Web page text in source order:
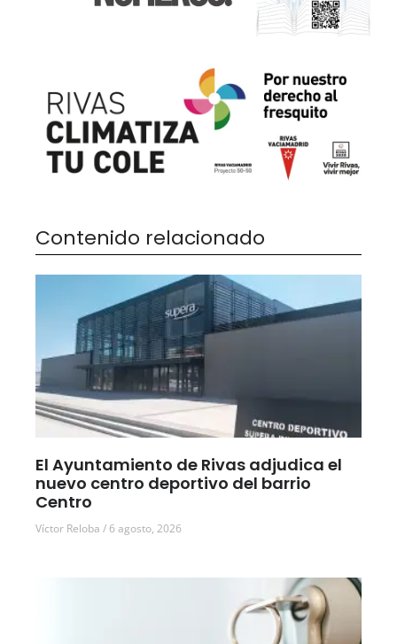
Contenido relacionado
El Ayuntamiento de Rivas adjudica el
nuevo centro deportivo del barrio
Centro
Víctor Reloba 6 agosto, 2026